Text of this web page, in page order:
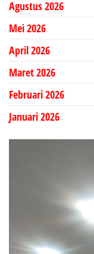
Agustus 2026
Mei 2026
April 2026
Maret 2026
Februari 2026
Januari 2026